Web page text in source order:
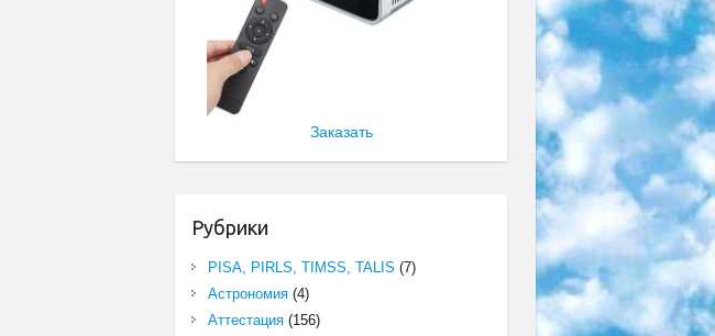
Заказать
Рубрики
PISA, PIRLS, TIMSS, TALIS (7)
Астрономия(4)
Аттестация(156)